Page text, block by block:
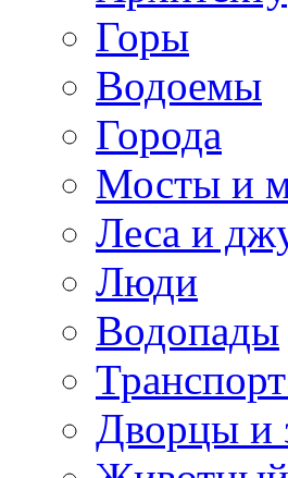
Горы
Водоемы
Города
Мосты и
Леса и
Люди
Водопады
Дворцы и